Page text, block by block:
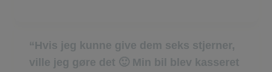
Hvis jeg kunne give dem seks stjerner,
ville jeg gøre det 🙂 Min bil blev kasseret